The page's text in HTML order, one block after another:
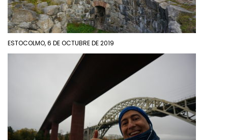
ESTOCOLMO, 6 DE OCTUBRE DE 2019